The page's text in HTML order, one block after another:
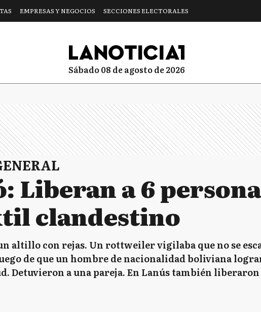
EMPRESAS Y NEGOCIOS SECCIONES ELECTORALES
sábado 08 de agosto de 2026
Liberan a 6
clandestino
altillo con rejas. Un rottweiler vigilaba que no se
de que un hombre de nacionalidad boliviana
Detuvieron a una pareja. En Lanús también